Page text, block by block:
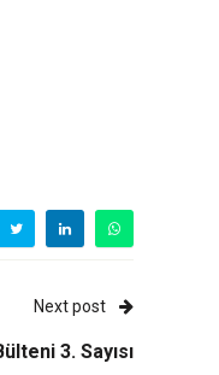
Next post
3. Sayısı